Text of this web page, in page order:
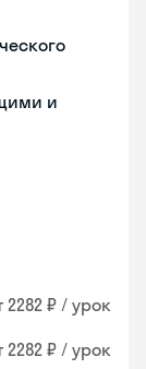
и
2282 ₽ / урок
2282 ₽ / урок